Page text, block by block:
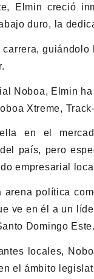
Elmin creció
duro, la
Noboa, Elmin
Xtreme,
en el
país, pero
empresarial
política
ve en él a un
Domingo Este.
locales,
el ámbito